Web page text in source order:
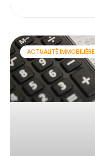
ACTUALITÉ IMMOBILIÈRE